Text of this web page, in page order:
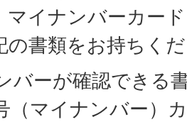
マイナンバーカー
の書類をお持ちく
バーが確認できる
（マイナンバー）